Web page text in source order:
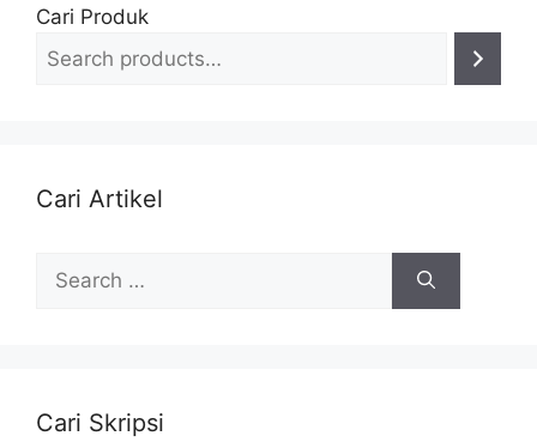
Cari Produk
Cari Artikel
Search
for:
Cari Skripsi